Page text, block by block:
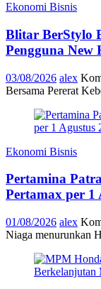
Ekonomi Bisnis
Blitar BerStylo
Pengguna New
03/08/2026 alex
Bersama Pererat
Ekonomi Bisnis
Pertamina
Pertamax per 1
01/08/2026 alex
Niaga menurunkan